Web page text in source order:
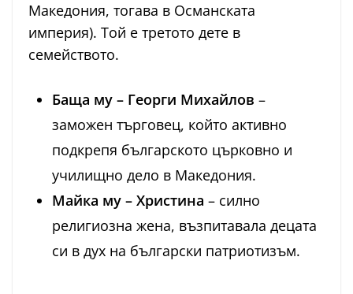
Македония, тогава в Османската
империя). Той е третото дете в
семейството.
Баща му – Георги Михайлов –
заможен търговец, който активно
подкрепя българското църковно и
училищно дело в Македония.
Майка му – Христина – силно
религиозна жена, възпитавала децата
си в дух на български патриотизъм.